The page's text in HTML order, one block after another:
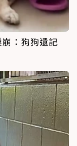
：狗狗還記